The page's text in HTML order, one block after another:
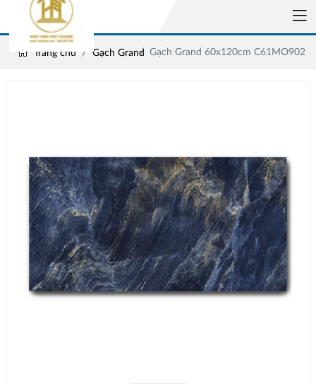
Trang chủ Gạch Grand Gạch Grand 60x120cm C61MO902